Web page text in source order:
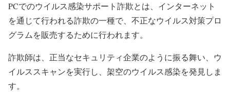
PCでのウイルス感染サポート詐欺とは、インターネット
を通じて行われる詐欺の一種で、不正なウイルス対策プロ
グラムを販売するために行われます。
詐欺師は、正当なセキュリティ企業のように振る舞い、ウ
イルススキャンを実行し、架空のウイルス感染を発見しま
す。